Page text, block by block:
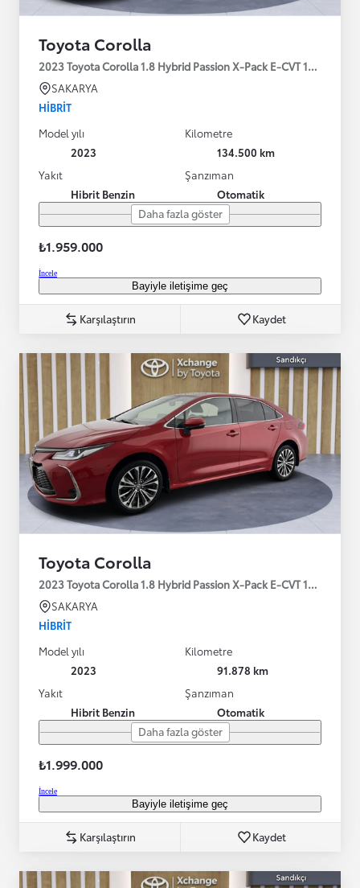
Toyota Corolla
2023 Toyota Corolla 1.8 Hybrid Passion X-Pack E-CVT 140HP
SAKARYA
HIBRIT
Model yılı
2023
Kilometre
134.500 km
Yakıt
Hibrit Benzin
Şanzıman
Otomatik
Daha fazla göster
₺1.959.000
İncele
Bayiyle iletişime geç
Karşılaştırın Kaydet
Toyota Corolla
2023 Toyota Corolla 1.8 Hybrid Passion X-Pack E-CVT 140HP
SAKARYA
HIBRIT
Model yılı
2023
Kilometre
91.878 km
Yakıt
Hibrit Benzin
Şanzıman
Otomatik
Daha fazla göster
₺1.999.000
İncele
Bayiyle iletişime geç
Karşılaştırın Kaydet